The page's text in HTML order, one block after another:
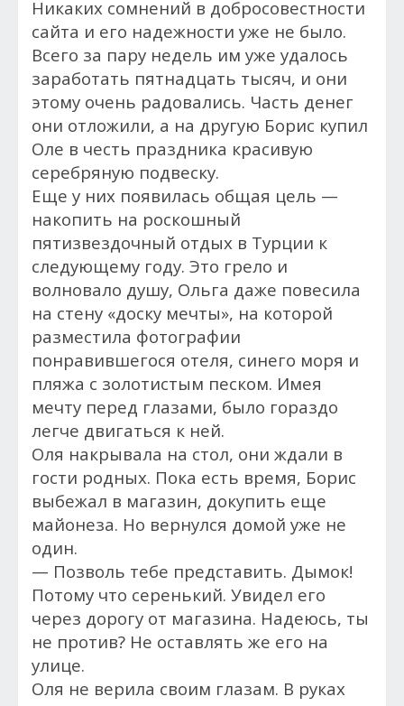
Никаких сомнений в добросовестности
сайта и его надежности уже не было.
Всего за пару недель им уже удалось
заработать пятнадцать тысяч, и они
этому очень радовались. Часть денег
они отложили, а на другую Борис купил
Оле в честь праздника красивую
серебряную подвеску.
Еще у них появилась общая цель —
накопить на роскошный
пятизвездочный отдых в Турции к
следующему году. Это грело и
волновало душу, Ольга даже повесила
на стену «доску мечты», на которой
разместила фотографии
понравившегося отеля, синего моря и
пляжа с золотистым песком. Имея
мечту перед глазами, было гораздо
легче двигаться к ней.
Оля накрывала на стол, они ждали в
гости родных. Пока есть время, Борис
выбежал в магазин, докупить еще
майонеза. Но вернулся домой уже не
один.
— Позволь тебе представить. Дымок!
Потому что серенький. Увидел его
через дорогу от магазина. Надеюсь, ты
не против? Не оставлять же его на
улице.
Оля не верила своим глазам. В руках